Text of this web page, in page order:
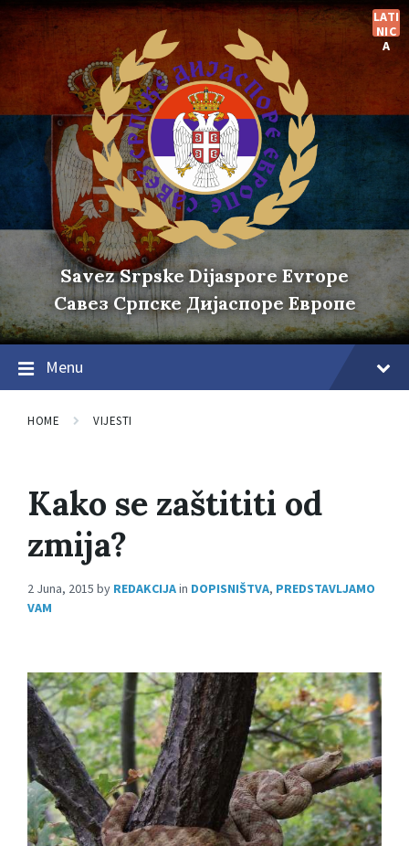
Skip
to
content
Skip
to
main
navigation
Skip
to
footer
LATI
NIC
A
Savez Srpske Dijaspore Evrope
Савез Српске Дијаспоре Европе
Menu
HOME VIJESTI
Kako se zaštititi od
zmija?
2 Juna, 2015 by REDAKCIJAin DOPISNIŠTVA, PREDSTAVLJAMO
VAM